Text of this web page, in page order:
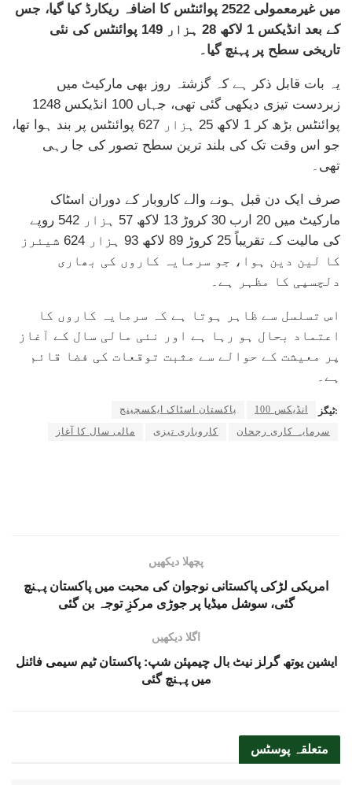
میں غیرمعمولی 2522 پوائنٹس کا اضافہ ریکارڈ کیا گیا، جس
کے بعد انڈیکس 1 لاکھ 28 ہزار 149 پوائنٹس کی نئی
تاریخی سطح پر پہنچ گیا۔
یہ بات قابل ذکر ہے کہ گزشتہ روز بھی مارکیٹ میں
زبردست تیزی دیکھی گئی تھی، جہاں 100 انڈیکس 1248
پوائنٹس بڑھ کر 1 لاکھ 25 ہزار 627 پوائنٹس پر بند ہوا تھا،
جو اس وقت تک کی بلند ترین سطح تصور کی جا رہی
تھی۔
صرف ایک دن قبل ہونے والے کاروبار کے دوران اسٹاک
مارکیٹ میں 20 ارب 30 کروڑ 13 لاکھ 57 ہزار 542 روپے
کی مالیت کے تقریباً 25 کروڑ 89 لاکھ 93 ہزار 624 شیئرز
کا لین دین ہوا، جو سرمایہ کاروں کی بھاری
دلچسپی کا مظہر ہے۔
اس تسلسل سے ظاہر ہوتا ہے کہ سرمایہ کاروں کا
اعتماد بحال ہو رہا ہے اور نئی مالی سال کے آغاز
پر معیشت کے حوالے سے مثبت توقعات کی فضا قائم
ہے۔
ٹیگز: 100 انڈیکس
پاکستان اسٹاک ایکسچینج
سرمایہ کاری رجحان
کاروباری تیزی مالی سال کا آغاز
پچھلا دیکھیں
امریکی لڑکی پاکستانی نوجوان کی محبت میں پاکستان پہنچ
گئی، سوشل میڈیا پر جوڑی مرکزِ توجہ بن گئی
اگلا دیکھیں
ایشین یوتھ گرلز نیٹ بال چیمپئن شپ: پاکستان ٹیم سیمی فائنل
میں پہنچ گئی
متعلقہ پوسٹس